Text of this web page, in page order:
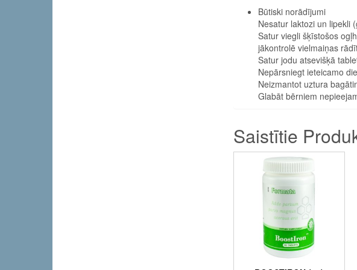
Būtiski norādījumi
Nesatur laktozi un lipekli
Satur viegli šķīstošos
jākontrolē vielmaiņas
Satur jodu atsevišķā
Nepārsniegt ieteicamo
Neizmantot uztura
Glabāt bērniem
Saistītie